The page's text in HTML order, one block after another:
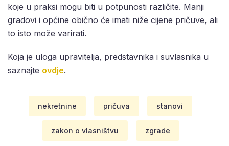
koje u praksi mogu biti u potpunosti različite. Manji
gradovi i općine obično će imati niže cijene pričuve, ali
to isto može varirati.
Koja je uloga upravitelja, predstavnika i suvlasnika u
saznajte ovdje.
nekretnine pričuva stanovi
zakon o vlasništvu zgrade